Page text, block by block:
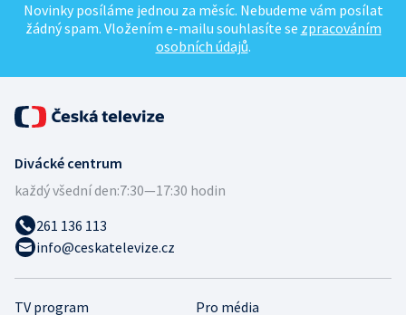
Novinky posíláme jednou za měsíc. Nebudeme vám posílat
žádný spam. Vložením e-mailu souhlasíte se zpracováním
osobních údajů.